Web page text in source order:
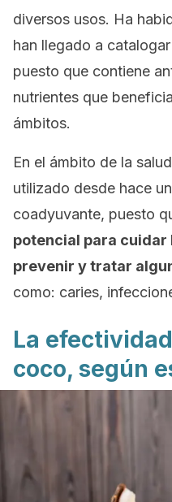
diversos usos. Ha
han llegado a
puesto que contiene
nutrientes que
ámbitos.
En el ámbito de la
utilizado desde hace
coadyuvante, puesto
potencial para cuidar
prevenir y tratar
como: caries,
La
coco, según